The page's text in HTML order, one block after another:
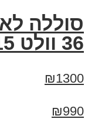
סוללה
36 וולט 15 אמפר
₪1300
₪990